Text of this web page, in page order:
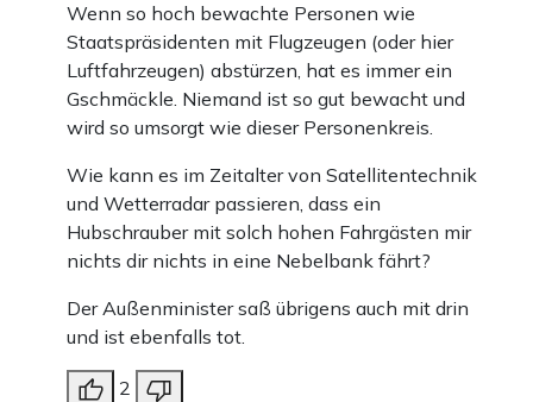
Wenn so hoch bewachte Personen wie
Staatspräsidenten mit Flugzeugen (oder hier
Luftfahrzeugen) abstürzen, hat es immer ein
Gschmäckle. Niemand ist so gut bewacht und
wird so umsorgt wie dieser Personenkreis.
Wie kann es im Zeitalter von Satellitentechnik
und Wetterradar passieren, dass ein
Hubschrauber mit solch hohen Fahrgästen mir
nichts dir nichts in eine Nebelbank fährt?
Der Außenminister saß übrigens auch mit drin
und ist ebenfalls tot.
2